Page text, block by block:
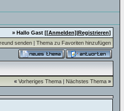
» Hallo Gast [[Anmelden]|Registrieren]
senden| Thema zu Favoriten hinzufügen
« Vorheriges Thema| Nächstes Thema »